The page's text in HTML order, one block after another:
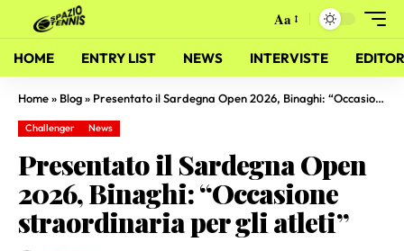
Aa
HOME ENTRY LIST NEWS INTERVISTE
Home» Blog» Presentato il Sardegna Open 2026, Binaghi: “Occasione straordinaria per gli atleti”
Challenger News
Presentato il Sardegna Open
2026, Binaghi: “Occasione
straordinaria per gli atleti”